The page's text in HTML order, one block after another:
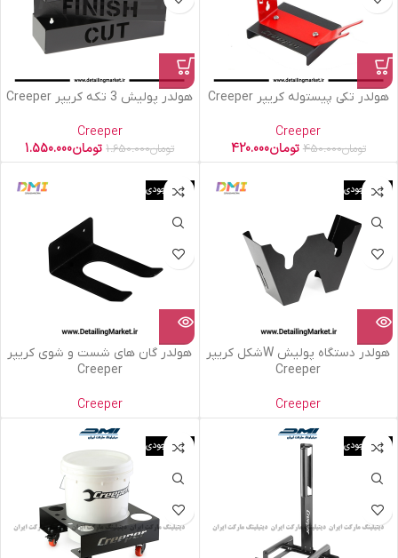
هولدر تکی پیستوله کریپر Creeper
Creeper
تومان450.000 تومان420.000
هولدر پولیش 3 تکه کریپر Creeper
Creeper
تومان1.650.000 تومان1.550.000
اتمام موجودی
هولدر دستگاه پولیش Wشکل کریپر
Creeper
Creeper
اتمام موجودی
هولدر گان های شست و شوی کریپر
Creeper
Creeper
اتمام موجودی اتمام موجودی